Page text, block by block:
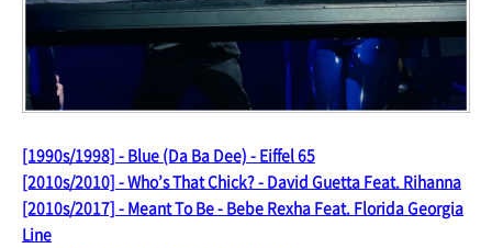
[1990s/1998] - Blue (Da Ba Dee) - Eiffel 65
[2010s/2010] - Who’s That Chick? - David Guetta Feat. Rihanna
[2010s/2017] - Meant To Be - Bebe Rexha Feat. Florida Georgia
Line